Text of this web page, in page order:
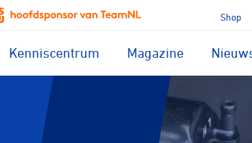
Shop
Kenniscentrum Magazine